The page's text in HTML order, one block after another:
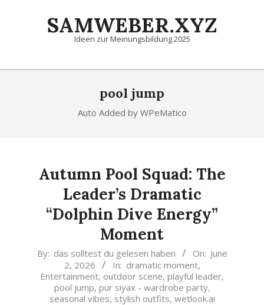
SAMWEBER.XYZ
Ideen zur Meinungsbildung 2025
Primary
pool jump
Auto Added by WPeMatico
Autumn Pool Squad: The
Leader’s Dramatic
“Dolphin Dive Energy”
Moment
2026-
02
By: das solltest du gelesen haben On: June
2, 2026
In: dramatic moment,
Entertainment, outdoor scene, playful leader,
pool jump, pur siyax - wardrobe party,
seasonal vibes, stylish outfits, wetlook.ai